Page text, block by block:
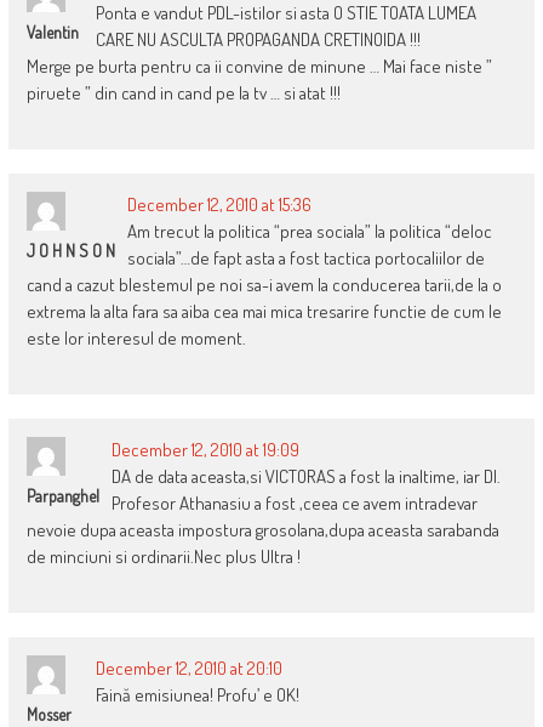
Valentin
Ponta e vandut PDL-istilor si asta O STIE TOATA LUMEA
CARE NU ASCULTA PROPAGANDA CRETINOIDA !!!
Merge pe burta pentru ca ii convine de minune … Mai face niste ”
piruete ” din cand in cand pe la tv … si atat !!!
J O H N S O N
December 12, 2010 at 15:36
Am trecut la politica “prea sociala” la politica “deloc
sociala”…de fapt asta a fost tactica portocaliilor de
cand a cazut blestemul pe noi sa-i avem la conducerea tarii,de la o
extrema la alta fara sa aiba cea mai mica tresarire functie de cum le
este lor interesul de moment.
Parpanghel
December 12, 2010 at 19:09
DA de data aceasta,si VICTORAS a fost la inaltime, iar Dl.
Profesor Athanasiu a fost ,ceea ce avem intradevar
nevoie dupa aceasta impostura grosolana,dupa aceasta sarabanda
de minciuni si ordinarii.Nec plus Ultra !
Mosser
December 12, 2010 at 20:10
Faină emisiunea! Profu’ e OK!